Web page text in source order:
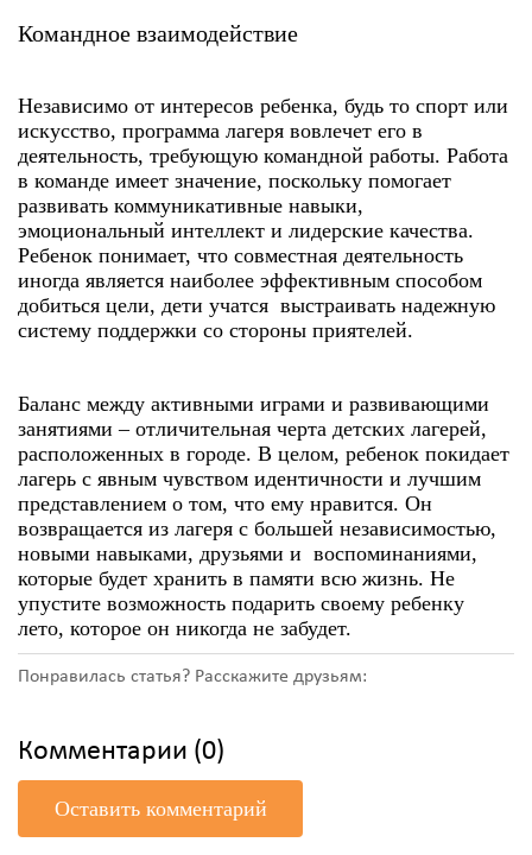
Командное взаимодействие
Независимо от интересов ребенка, будь то спорт или
искусство, программа лагеря вовлечет его в
деятельность, требующую командной работы. Работа
в команде имеет значение, поскольку помогает
развивать коммуникативные навыки,
эмоциональный интеллект и лидерские качества.
Ребенок понимает, что совместная деятельность
иногда является наиболее эффективным способом
добиться цели, дети учатся выстраивать надежную
систему поддержки со стороны приятелей.
Баланс между активными играми и развивающими
занятиями– отличительная черта детских лагерей,
расположенных в городе. В целом, ребенок покидает
лагерь с явным чувством идентичности и лучшим
представлением о том, что ему нравится. Он
возвращается из лагеря с большей независимостью,
новыми навыками, друзьями и воспоминаниями,
которые будет хранить в памяти всю жизнь. Не
упустите возможность подарить своему ребенку
лето, которое он никогда не забудет.
Понравилась статья? Расскажите друзьям:
Комментарии (0)
Оставить комментарий